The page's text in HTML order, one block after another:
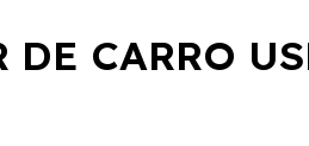
DE CARRO